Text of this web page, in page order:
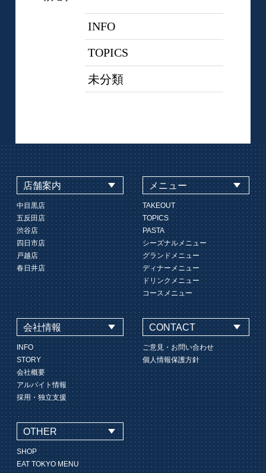
INFO
TOPICS
未分類
店舗案内
中目黒店
五反田店
渋谷店
四日市店
戸越店
春日井店
メニュー
TAKEOUT
TOPICS
PASTA
シーズナルメニュー
グランドメニュー
ディナーメニュー
ドリンクメニュー
コースメニュー
会社情報
INFO
STORY
会社概要
アルバイト情報
採用・独立支援
CONTACT
ご意見・お問い合わせ
個人情報保護方針
OTHER
SHOP
EAT TOKYO MENU